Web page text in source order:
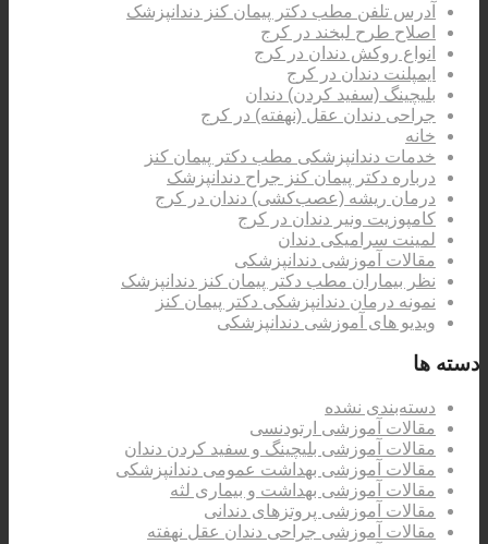
آدرس تلفن مطب دکتر پیمان کنز دندانپزشک
اصلاح طرح لبخند در کرج
انواع روکش دندان در کرج
ایمپلنت دندان در کرج
بلیچینگ (سفید کردن) دندان
جراحی دندان عقل (نهفته) در کرج
خانه
خدمات دندانپزشکی مطب دکتر پیمان کنز
درباره دکتر پیمان کنز جراح دندانپزشک
درمان ریشه (عصب‌کشی) دندان در کرج
کامپوزیت ونیر دندان در کرج
لمینت سرامیکی دندان
مقالات آموزشی دندانپزشکی
نظر بیماران مطب دکتر پیمان کنز دندانپزشک
نمونه درمان دندانپزشکی دکتر پیمان کنز
ویدیو های آموزشی دندانپزشکی
دسته ها
دسته‌بندی نشده
مقالات آموزشی ارتودنسی
مقالات آموزشی بلیچینگ و سفید کردن دندان
مقالات آموزشی بهداشت عمومی دندانپزشکی
مقالات آموزشی بهداشت و بیماری لثه
مقالات آموزشی پروتزهای دندانی
مقالات آموزشی جراحی دندان عقل نهفته